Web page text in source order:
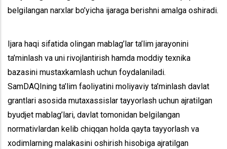
belgilangan narxlar bo’yicha ijaraga berishni amalga oshiradi.
Ijara haqi sifatida olingan mablag’lar ta’lim jarayonini
ta’minlash va uni rivojlantirish hamda moddiy texnika
bazasini mustaxkamlash uchun foydalaniladi.
SamDAQIning ta’lim faoliyatini moliyaviy ta’minlash davlat
grantlari asosida mutaxassislar tayyorlash uchun ajratilgan
byudjet mablag’lari, davlat tomonidan belgilangan
normativlardan kelib chiqqan holda qayta tayyorlash va
xodimlarning malakasini oshirish hisobiga ajratilgan